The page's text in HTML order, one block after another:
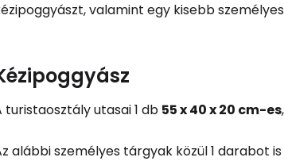
valamint egy kisebb
turistaosztály utasai 1 db 55 x 40 x 20 cm-es
alábbi személyes tárgyak közül 1 darabot